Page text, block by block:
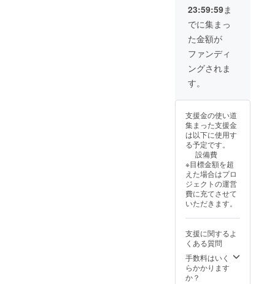
にクラウドファ
ンディングで支
援をした旨をお
声掛けくださ
い。 ・備考欄に
チケットが「必
要」または「不
要」のいずれか
をご記入くださ
西学生舞踊連盟
発表会のダイ
ジェスト映像を
送らせていただ
きます。 ・提供
方法：メールに
URLを記載しま
す。
い。 【お礼の
メッセージ】 感
謝の気持ちを込
めて、お礼の
メッセージをお
送りします。
【関西学生舞踊
連盟発表会チ
ケット】 関西学
生舞踊連盟発表
会チケット1枚
・公演当日の受
付にてスタッフ
にクラウドファ
ンディングで支
援をした旨をお
声掛けくださ
い。 ・備考欄に
チケットが「必
要」または「不
要」のいずれか
をご記入くださ
い。 【関西学生
舞踊連盟発表会
DVD】 第47回関
西学生舞踊連盟
発表会のDVDを
お送りいたしま
23:59:59ま
でに集まっ
た金額が
ファンディ
ングされま
す。
支援金の使い道
集まった支援金
は以下に使用す
る予定です。
設備費
※目標金額を超
えた場合はプロ
ジェクトの運営
費に充てさせて
いただきます。
支援に関するよ
くある質問
手数料はいく
らかかります
か？